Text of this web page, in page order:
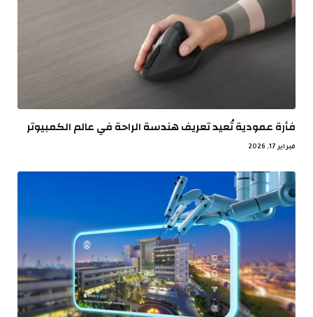
فأرة عمودية تُعيد تعريف هندسة الراحة في عالم الكمبيوتر
فبراير 17, 2026